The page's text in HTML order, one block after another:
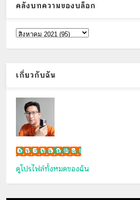
คลังบทความของบล็อก
เกี่ยวกับฉัน
เน็กซ์ วรพล ลิ่มศิริวงศ์
ดูโปรไฟล์ทั้งหมดของฉัน